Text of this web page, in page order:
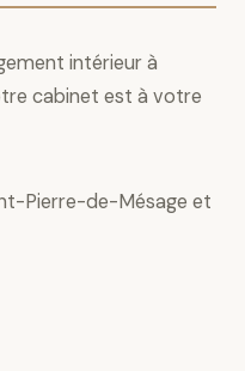
intérieur à
cabinet est à votre
Pierre-de-Mésage et